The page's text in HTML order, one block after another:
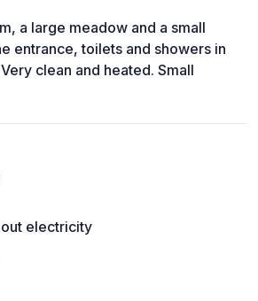
a large meadow and a small
entrance, toilets and showers in
clean and heated. Small
electricity